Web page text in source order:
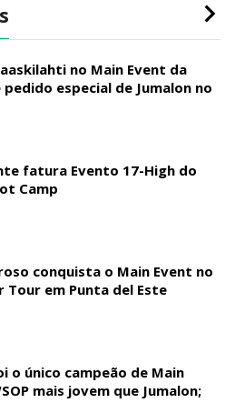
no Main Event da
pedido especial de Jumalon no
fatura Evento 17-High do
Camp
conquista o Main Event no
Tour em Punta del Este
o único campeão de Main
mais jovem que Jumalon;